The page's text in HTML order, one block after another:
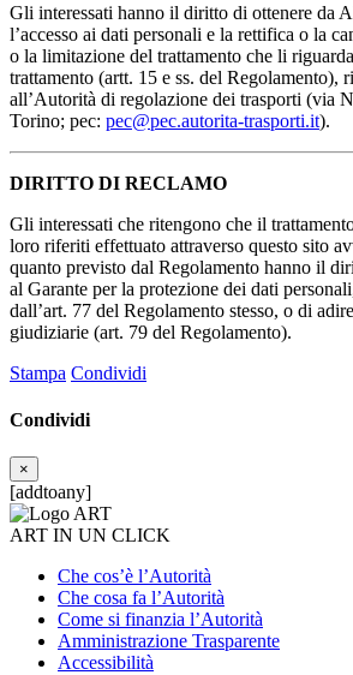
Gli interessati hanno il diritto di ottenere da
l’accesso ai dati personali e la rettifica o la
o la limitazione del trattamento che li
trattamento (artt. 15 e ss. del Regolamento),
all’Autorità di regolazione dei trasporti (via
Torino; pec: pec@pec.autorita-trasporti.it).
DIRITTO DI RECLAMO
Gli interessati che ritengono che il
loro riferiti effettuato attraverso questo sito
quanto previsto dal Regolamento hanno il
al Garante per la protezione dei dati
dall’art. 77 del Regolamento stesso, o di
giudiziarie (art. 79 del Regolamento).
Stampa Condividi
Condividi
×
[addtoany]
ART IN UN CLICK
Che cos’è l’Autorità
Che cosa fa l’Autorità
Come si finanzia l’Autorità
Amministrazione Trasparente
Accessibilità